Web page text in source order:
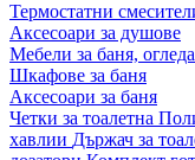
Термостатни
Аксесоари за душове
Мебели за баня,
Шкафове за баня
Аксесоари за баня
Четки за тоалетна
хавлии Държач за